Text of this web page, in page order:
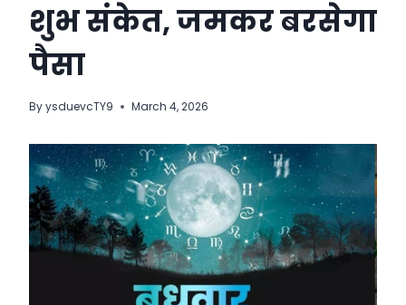
शुभ संकेत, जमकर बरसेगा
पैसा
ByysduevcTY9 March 4, 2026